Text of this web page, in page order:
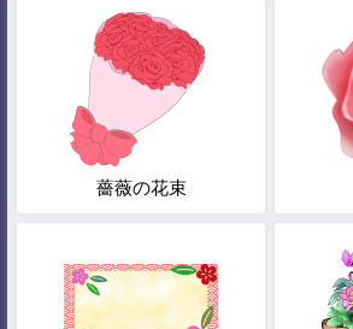
薔薇の花束